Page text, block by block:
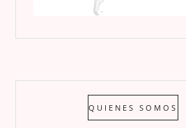
QUIENES SOMOS